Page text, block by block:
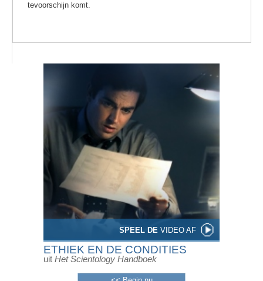
SPEEL DE VIDEO AF
ETHIEK EN DE CONDITIES
uit Het Scientology Handboek
tevoorschijn komt.